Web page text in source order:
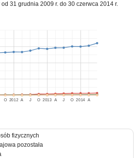
31 grudnia 2009 r. do 30 czerwca 2014 r.
2012 2013 2014
O A J O A J O A
fizycznych
pozostała